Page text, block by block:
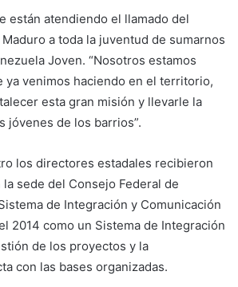
están atendiendo el llamado del
a toda la juventud de sumarnos
Joven. “Nosotros estamos
ya venimos haciendo en el territorio,
esta gran misión y llevarle la
jóvenes de los barrios”.
los directores estadales recibieron
sede del Consejo Federal de
de Integración y Comunicación
2014 como un Sistema de Integración
de los proyectos y la
con las bases organizadas.